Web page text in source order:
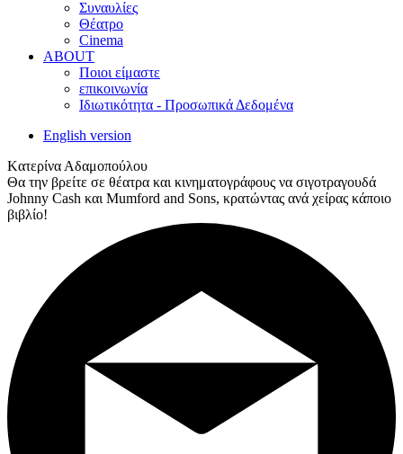
Συναυλίες
Θέατρο
Cinema
ABOUT
Ποιοι είμαστε
επικοινωνία
Ιδιωτικότητα - Προσωπικά Δεδομένα
English version
Kατερίνα Αδαμοπούλου
Θα την βρείτε σε θέατρα και κινηματογράφους να σιγοτραγουδά
Johnny Cash και Mumford and Sons, κρατώντας ανά χείρας κάποιο
βιβλίο!